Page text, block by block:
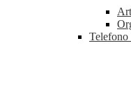
Telefono